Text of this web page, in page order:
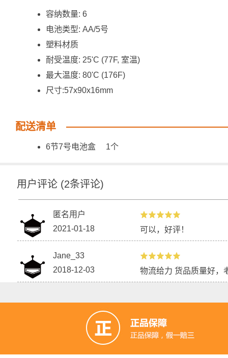
容纳数量: 6
电池类型: AA/5号
塑料材质
耐受温度: 25'C (77F, 室温)
最大温度: 80'C (176F)
尺寸:57x90x16mm
配送清单
6节7号电池盒 1个
用户评论 (2条评论)
匿名用户
2021-01-18
可以，好评！
Jane_33
2018-12-03
物流给力 货品质量好，